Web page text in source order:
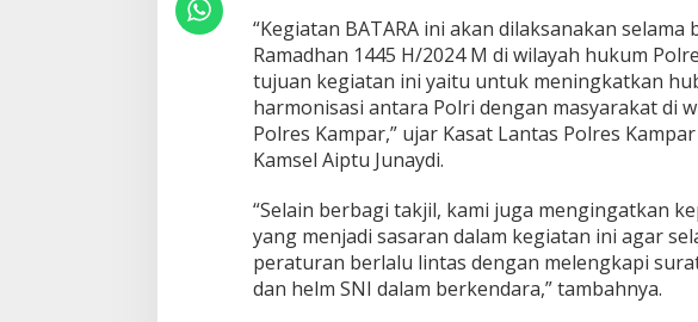
a
m
a
B
u
l
a
S
u
c
i
R
“Kegiatan BATARA ini akan dilaksanakan selama
Ramadhan 1445 H/2024 M di wilayah hukum
tujuan kegiatan ini yaitu untuk meningkatkan
harmonisasi antara Polri dengan masyarakat di
Polres Kampar,” ujar Kasat Lantas Polres
Kamsel Aiptu Junaydi.
“Selain berbagi takjil, kami juga mengingatkan
yang menjadi sasaran dalam kegiatan ini agar
peraturan berlalu lintas dengan melengkapi
dan helm SNI dalam berkendara,” tambahnya.